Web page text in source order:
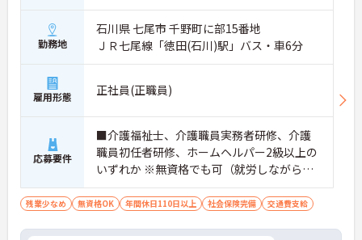
勤務地
石川県 七尾市 千野町に部15番地
ＪＲ七尾線「徳田(石川)駅」バス・車6分
雇用形態 正社員(正職員)
応募要件
■介護福祉士、介護職員実務者研修、介護
職員初任者研修、ホームヘルパー2級以上の
いずれか ※無資格でも可（就労しながら、
介護職員実務者研修を受講できます。） ■
普通自動車運転免許（AT限定可）があれば
残業少なめ 無資格OK 年間休日110日以上 社会保険完備 交通費支給